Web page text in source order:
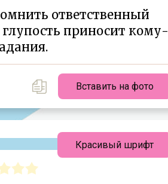
ответственный
глупость приносит кому-
Вставить на фото
Красивый шрифт